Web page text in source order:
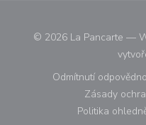
© 2026 La Pancarte —
Odmítnutí
((otevře
Zásady
Politika